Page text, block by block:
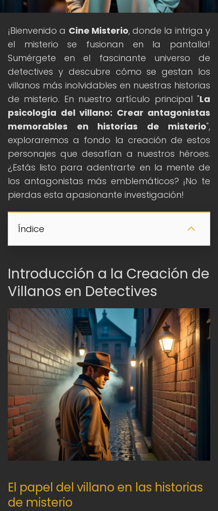
¡Bienvenido a Cine Misterio, donde la intriga y
el misterio se fusionan en la pantalla!
Sumérgete en el fascinante universo de
detectives y descubre cómo se gestan los
villanos más inolvidables en nuestras historias
de misterio. En nuestro artículo principal "La
psicología del villano: Crear antagonistas
memorables en historias de misterio",
exploraremos a fondo la creación de estos
personajes que desafían a nuestros héroes.
¿Estás listo para adentrarte en la mente de
los antagonistas más emblemáticos? ¡No te
pierdas esta apasionante investigación!
Índice
Introducción a la Creación de
Villanos en Detectives
El papel del villano en las historias
de misterio